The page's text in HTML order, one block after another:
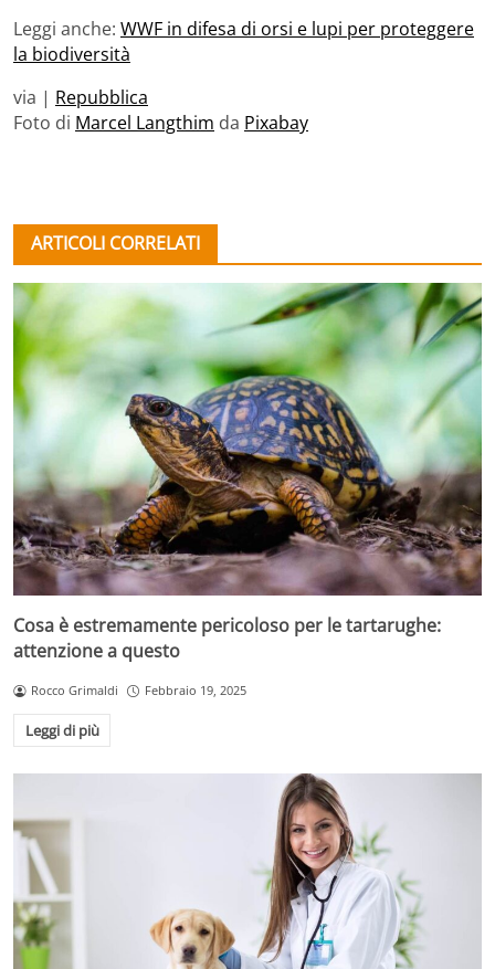
Leggi anche: WWF in difesa di orsi e lupi per proteggere
la biodiversità
via | Repubblica
Foto di Marcel Langthim da Pixabay
ARTICOLI CORRELATI
Cosa è estremamente pericoloso per le tartarughe:
attenzione a questo
Rocco Grimaldi Febbraio 19, 2025
Leggi di più